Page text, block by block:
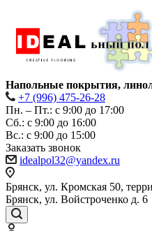
Напольные покрытия,
+7 (996) 475-26-28
Пн. – Пт.: с 9:00 до 17:00
Сб.: с 9:00 до 16:00
Bc.: с 9:00 до 15:00
Заказать звонок
idealpol32@yandex.ru
Брянск, ул. Кромская 50,
Брянск, ул. Войстроченко д. 6